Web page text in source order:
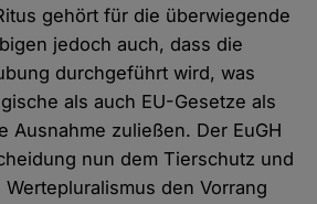
gehört für die überwiegende
jedoch auch, dass die
durchgeführt wird, was
als auch EU-Gesetze als
Ausnahme zuließen. Der EuGH
nun dem Tierschutz und
den Vorrang